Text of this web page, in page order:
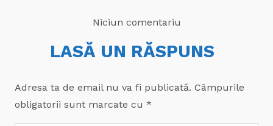
Niciun comentariu
LASĂ UN RĂSPUNS
Adresa ta de email nu va fi publicată. Câmpurile
obligatorii sunt marcate cu *